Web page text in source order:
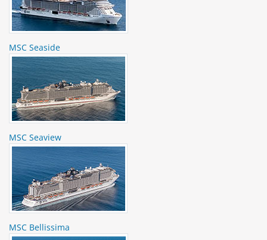
MSC Seaside
MSC Seaview
MSC Bellissima